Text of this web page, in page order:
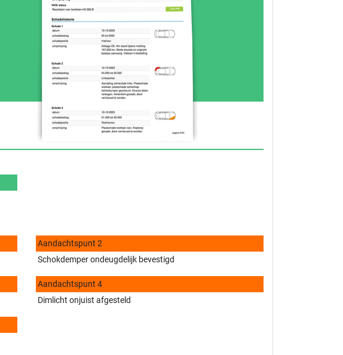
Aandachtspunt 2
Schokdemper ondeugdelijk bevestigd
Aandachtspunt 4
Dimlicht onjuist afgesteld